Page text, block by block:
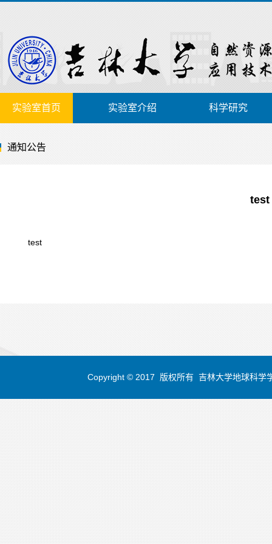
实验室首页 实验室介绍 科学研究
通知公告
test
test
Copyright © 2017 版权所有 吉林大学地球科